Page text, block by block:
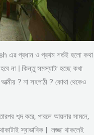
প্রধান ও প্রথম শর্তই হলো কথা
না | কিন্তু সমস্যাটা হচ্ছে কথা
? না সহপাঠী ? কোথা থেকেও
শব্দ করে, পারলে আয়নার সামনে,
স্বাভাবিক | লজ্জা থাকলেই